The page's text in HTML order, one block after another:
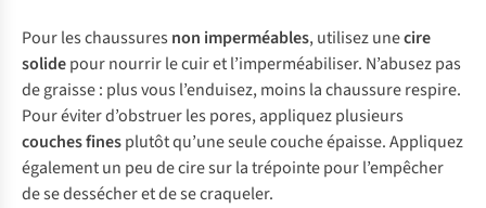
Pour les chaussures non imperméables, utilisez unecire
solidepour nourrir le cuir et l’imperméabiliser. N’abusez pas
de graisse : plus vous l’enduisez, moins la chaussure respire.
Pour éviter d’obstruer les pores, appliquez plusieurs
couches finesplutôt qu’une seule couche épaisse. Appliquez
également un peu de cire sur la trépointe pour l’empêcher
de se dessécher et de se craqueler.